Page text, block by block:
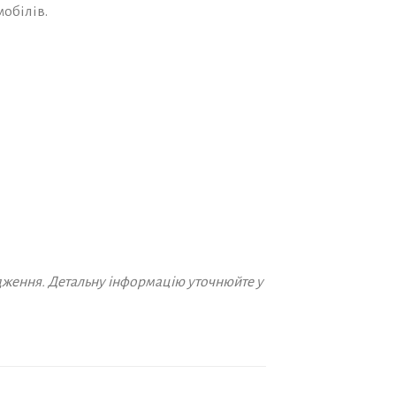
Детальну інформацію уточнюйте у